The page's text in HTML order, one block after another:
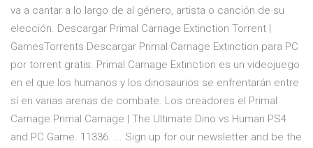
va a cantar a lo largo de al género, artista o canción de su
elección. Descargar Primal Carnage Extinction Torrent |
GamesTorrents Descargar Primal Carnage Extinction para PC
por torrent gratis. Primal Carnage Extinction es un videojuego
en el que los humanos y los dinosaurios se enfrentarán entre
sí en varias arenas de combate. Los creadores el Primal
Carnage Primal Carnage | The Ultimate Dino vs Human PS4
and PC Game. 11336. ... Sign up for our newsletter and be the